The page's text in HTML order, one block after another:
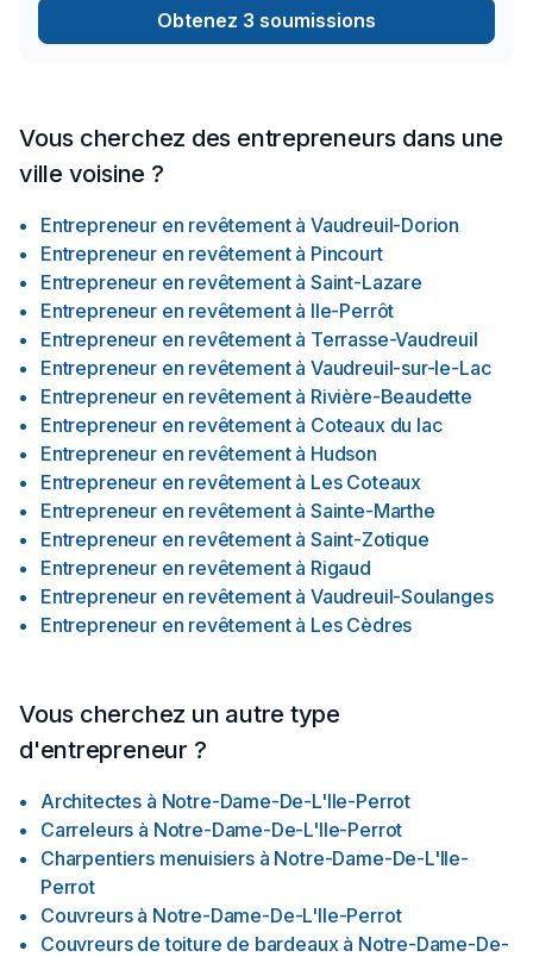
Obtenez 3 soumissions
Vous cherchez des entrepreneurs dans une
ville voisine ?
Entrepreneur en revêtement à Vaudreuil-Dorion
Entrepreneur en revêtement à Pincourt
Entrepreneur en revêtement à Saint-Lazare
Entrepreneur en revêtement à Ile-Perrôt
Entrepreneur en revêtement à Terrasse-Vaudreuil
Entrepreneur en revêtement à Vaudreuil-sur-le-Lac
Entrepreneur en revêtement à Rivière-Beaudette
Entrepreneur en revêtement à Coteaux du lac
Entrepreneur en revêtement à Hudson
Entrepreneur en revêtement à Les Coteaux
Entrepreneur en revêtement à Sainte-Marthe
Entrepreneur en revêtement à Saint-Zotique
Entrepreneur en revêtement à Rigaud
Entrepreneur en revêtement à Vaudreuil-Soulanges
Entrepreneur en revêtement à Les Cèdres
Vous cherchez un autre type
d'entrepreneur ?
Architectes à Notre-Dame-De-L'Ile-Perrot
Carreleurs à Notre-Dame-De-L'Ile-Perrot
Charpentiers menuisiers à Notre-Dame-De-L'Ile-
Perrot
Couvreurs à Notre-Dame-De-L'Ile-Perrot
Couvreurs de toiture de bardeaux à Notre-Dame-De-